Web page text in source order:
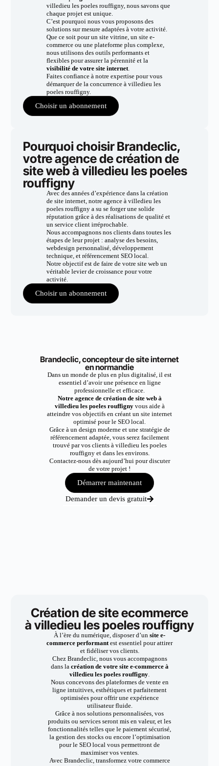
villedieu les poeles rouffigny, nous savons que
chaque projet est unique.
C’est pourquoi nous vous proposons des
solutions sur mesure adaptées à votre activité.
Que ce soit pour un site vitrine, un site e-
commerce ou une plateforme plus complexe,
nous utilisons des outils performants et
flexibles pour assurer la pérennité et la
visibilité de votre site internet.
Faites confiance à notre expertise pour vous
démarquer de la concurrence à villedieu les
poeles rouffigny.
Choisir un abonnement
Pourquoi choisir Brandeclic,
votre agence de création de
site web à villedieu les poeles
rouffigny
Avec des années d’expérience dans la création
de site internet, notre agence à villedieu les
poeles rouffigny a su se forger une solide
réputation grâce à des réalisations de qualité et
un service client irréprochable.
Nous accompagnons nos clients dans toutes les
étapes de leur projet : analyse des besoins,
webdesign personnalisé, développement
technique, et référencement SEO local.
Notre objectif est de faire de votre site web un
véritable levier de croissance pour votre
activité.
Choisir un abonnement
Brandeclic, concepteur de site internet
en normandie
Dans un monde de plus en plus digitalisé, il est
essentiel d’avoir une présence en ligne
professionnelle et efficace.
Notre agence de création de site web à
villedieu les poeles rouffignyvous aide à
atteindre vos objectifs en créant un site internet
optimisé pour le SEO local.
Grâce à un design moderne et une stratégie de
référencement adaptée, vous serez facilement
trouvé par vos clients à villedieu les poeles
rouffigny et dans les environs.
Contactez-nous dès aujourd’hui pour discuter
de votre projet !
Démarrer maintenant
Demander un devis gratuit
Création de site ecommerce
à villedieu les poeles rouffigny
À l’ère du numérique, disposer d’un site e-
commerce performantest essentiel pour attirer
et fidéliser vos clients.
Chez Brandeclic, nous vous accompagnons
dans la création de votre site e-commerce à
villedieu les poeles rouffigny.
Nous concevons des plateformes de vente en
ligne intuitives, esthétiques et parfaitement
optimisées pour offrir une expérience
utilisateur fluide.
Grâce à nos solutions personnalisées, vos
produits ou services seront mis en valeur, et les
fonctionnalités telles que le paiement sécurisé,
la gestion des stocks ou encore l’optimisation
pour le SEO local vous permettront de
maximiser vos ventes.
Avec Brandeclic, transformez votre commerce